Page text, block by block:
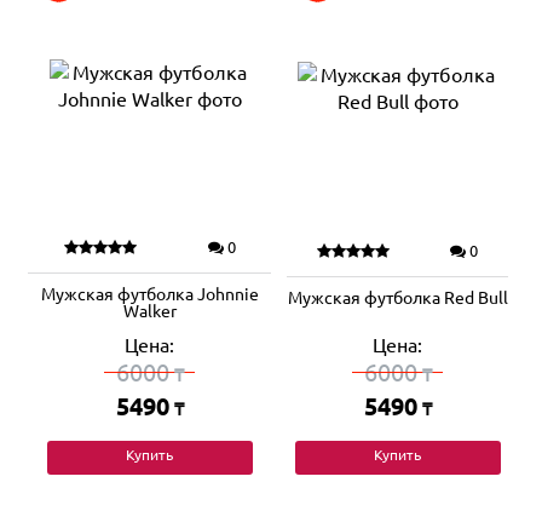
0
Мужская футболка Johnnie
Walker
Цена:
6000₸
5490 ₸
Купить
0
Мужская футболка Red Bull
Цена:
6000₸
5490 ₸
Купить